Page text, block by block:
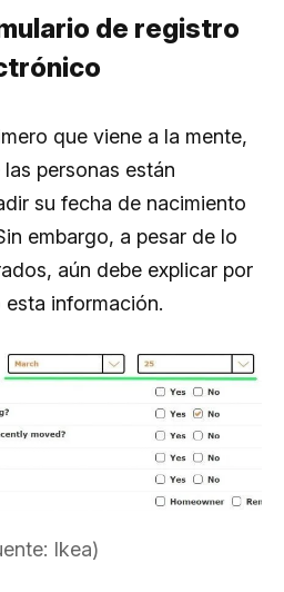
de registro
que viene a la mente,
personas están
su fecha de nacimiento
embargo, a pesar de lo
aún debe explicar por
información.
Ikea)